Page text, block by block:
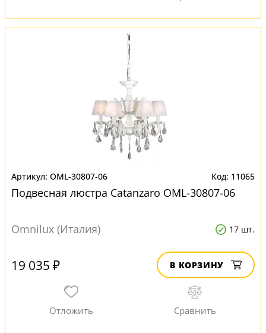
OML-30807-06 11065
Подвесная люстра Catanzaro OML-30807-06
Omnilux (Италия) 17 шт.
19 035 ₽ В КОРЗИНУ